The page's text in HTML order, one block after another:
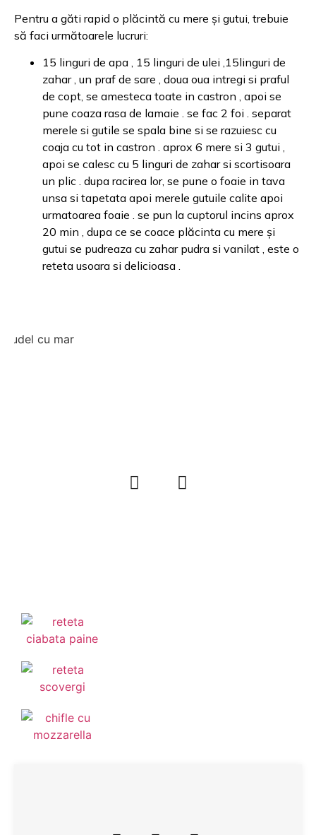
Pentru a găti rapid o plăcintă cu mere și gutui, trebuie
să faci următoarele lucruri:
15 linguri de apa , 15 linguri de ulei ,15linguri de
zahar , un praf de sare , doua oua intregi si praful
de copt, se amesteca toate in castron , apoi se
pune coaza rasa de lamaie . se fac 2 foi . separat
merele si gutile se spala bine si se razuiesc cu
coaja cu tot in castron . aprox 6 mere si 3 gutui ,
apoi se calesc cu 5 linguri de zahar si scortisoara
un plic . dupa racirea lor, se pune o foaie in tava
unsa si tapetata apoi merele gutuile calite apoi
urmatoarea foaie . se pun la cuptorul incins aprox
20 min , dupa ce se coace plăcinta cu mere și
gutui se pudreaza cu zahar pudra si vanilat , este o
reteta usoara si delicioasa .